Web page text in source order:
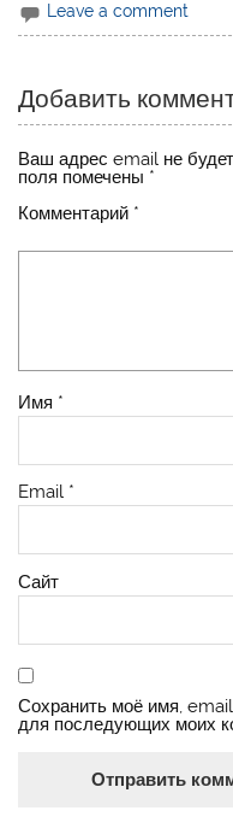
Leave a comment
Добавить
Ваш адрес email не
поля помечены *
Комментарий *
Имя *
Email *
Сайт
Сохранить моё имя,
для последующих моих